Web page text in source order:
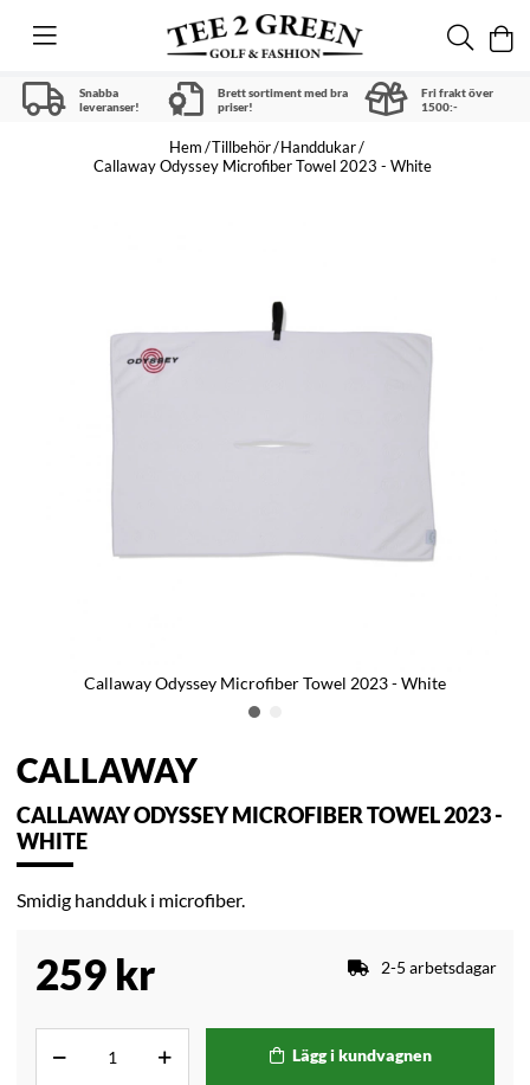
Snabba
leveranser!
Brett sortiment med bra
priser!
Fri frakt över
1500:-
Hem Tillbehör Handdukar
Callaway Odyssey Microfiber Towel 2023 - White
Callaway Odyssey Microfiber Towel 2023 - White
CALLAWAY
CALLAWAY ODYSSEY MICROFIBER TOWEL 2023 -
WHITE
Smidig handduk i microfiber.
259 kr 2-5 arbetsdagar
Lägg i kundvagnen